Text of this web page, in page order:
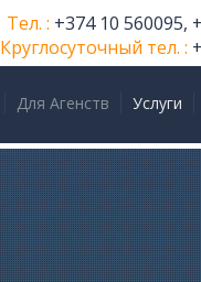
Тел. : +374 10 560095,
Круглосуточный тел. :
Для Агенств Услуги